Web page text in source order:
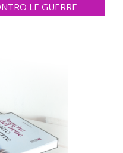
LE GUERRE